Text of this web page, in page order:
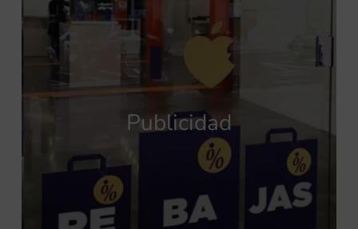
Publicidad